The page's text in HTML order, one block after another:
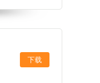
机软件特色
下载